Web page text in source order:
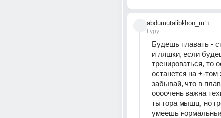
abdumutalibkhon_m
Гуру
1г
Будешь плавать -
и ляшки, если
тренироваться, то
останется на +-
забывай, что в
оооочень важна
ты гора мышц, но
умеешь